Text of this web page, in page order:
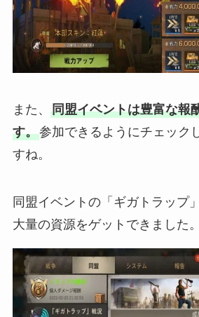
また、 同盟イベントは豊富な報
す。参加できるようにチェック
すね。
同盟イベントの「ギガトラップ
大量の資源をゲットできました。